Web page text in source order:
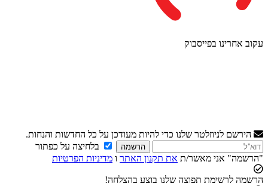
עקוב אחרינו בפייסבוק
הירשם לניוזלטר שלנו כדי להיות מעודכן על כל החדשות והנחות.
הרשמה
בלחיצה על כפתור
"הרשמה" אני מאשר/ת את תקנון האתר ו מדיניות הפרטיות
הרשמה לרשימת תפוצה שלנו בוצע בהצלחה!